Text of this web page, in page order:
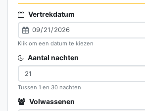
Vertrekdatum
Klik om een datum te kiezen
Aantal nachten
Tussen 1 en 30 nachten
Volwassenen